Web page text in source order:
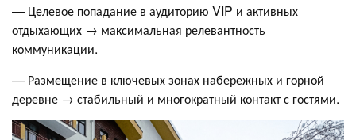
— Целевое попадание в аудиторию VIP и активных
отдыхающих → максимальная релевантность
коммуникации.
— Размещение в ключевых зонах набережных и горной
деревне → стабильный и многократный контакт с гостями.